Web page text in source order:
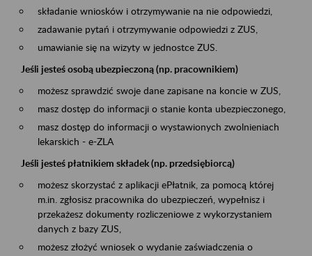
składanie wniosków i otrzymywanie na nie odpowiedzi,
zadawanie pytań i otrzymywanie odpowiedzi z ZUS,
umawianie się na wizyty w jednostce ZUS.
Jeśli jesteś osobą ubezpieczoną (np. pracownikiem)
możesz sprawdzić swoje dane zapisane na koncie w ZUS,
masz dostęp do informacji o stanie konta ubezpieczonego,
masz dostęp do informacji o wystawionych zwolnieniach
lekarskich - e-ZLA
Jeśli jesteś płatnikiem składek (np. przedsiębiorcą)
możesz skorzystać z aplikacji ePłatnik, za pomocą której
m.in. zgłosisz pracownika do ubezpieczeń, wypełnisz i
przekażesz dokumenty rozliczeniowe z wykorzystaniem
danych z bazy ZUS,
możesz złożyć wniosek o wydanie zaświadczenia o